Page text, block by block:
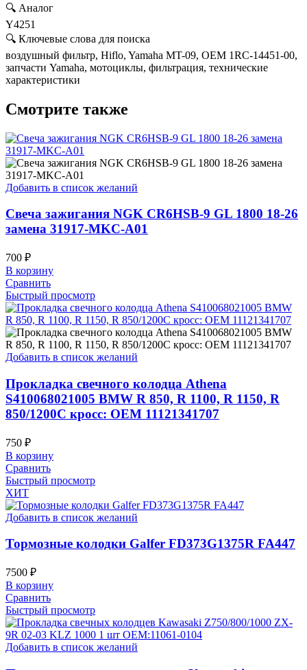
🔍 Аналог
Y4251
🔍 Ключевые слова для поиска
воздушный фильтр, Hiflo, Yamaha MT-09, OEM 1RC-14451-00,
запчасти Yamaha, мотоциклы, фильтрация, технические
характеристики
Смотрите также
Добавить в список желаний
Свеча зажигания NGK CR6HSB-9 GL 1800 18-26
замена 31917-MKC-A01
700 ₽
В корзину
Сравнить
Быстрый просмотр
Добавить в список желаний
Прокладка свечного колодца Athena
S410068021005 BMW R 850, R 1100, R 1150, R
850/1200C кросс: OEM 11121341707
750 ₽
В корзину
Сравнить
Быстрый просмотр
ХИТ
Добавить в список желаний
Тормозные колодки Galfer FD373G1375R FA447
7500 ₽
В корзину
Сравнить
Быстрый просмотр
Добавить в список желаний